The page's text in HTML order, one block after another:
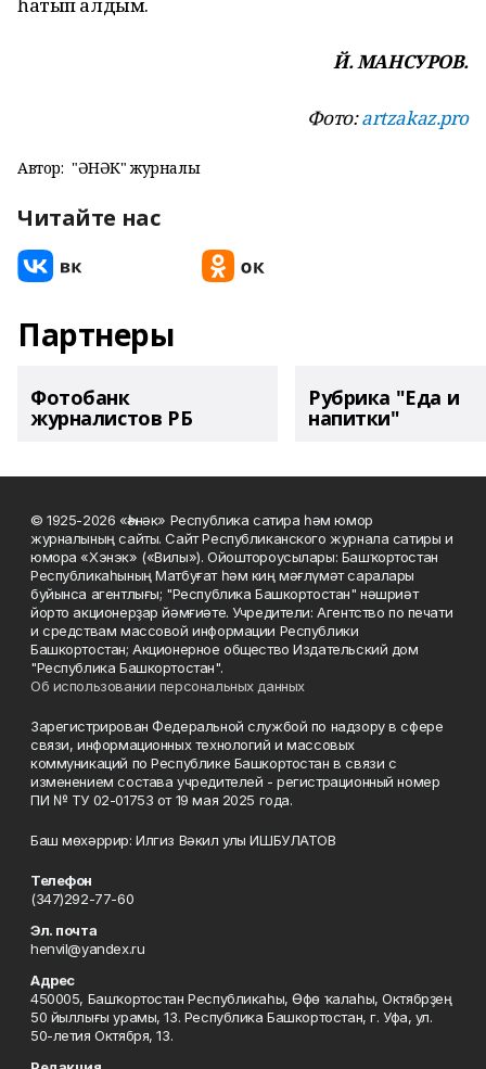
Й. МАНСУРОВ.
Фото:artzakaz.pro
Автор: "ҺӘНӘК" журналы
Читайте нас
Партнеры
Фотобанк
журналистов РБ
Рубрика "Еда и
напитки"
© 1925-2026 «Һәнәк» Республика сатира һәм юмор
журналының сайты. Сайт Республиканского журнала сатиры и
юмора «Хэнэк» («Вилы»). Ойоштороусылары: Башҡортостан
Республикаһының Матбуғат һәм киң мәғлүмәт саралары
буйынса агентлығы; "Республика Башкортостан" нәшриәт
йорто акционерҙар йәмғиәте. Учредители: Агентство по печати
и средствам массовой информации Республики
Башкортостан; Акционерное общество Издательский дом
"Республика Башкортостан".
Об использовании персональных данных
Зарегистрирован Федеральной службой по надзору в сфере
связи, информационных технологий и массовых
коммуникаций по Республике Башкортостан в связи с
изменением состава учредителей - регистрационный номер
ПИ № ТУ 02-01753 от 19 мая 2025 года.
Баш мөхәррир: Илгиз Вәкил улы ИШБУЛАТОВ
Телефон
(347)292-77-60
Эл. почта
henvil@yandex.ru
Адрес
450005, Башҡортостан Республикаһы, Өфө ҡалаһы, Октябрҙең
50 йыллығы урамы, 13. Республика Башкортостан, г. Уфа, ул.
50-летия Октября, 13.